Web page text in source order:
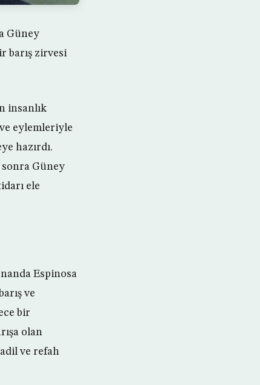
Güney
barış zirvesi
insanlık
eylemleriyle
hazırdı.
Güney
ele
Espinosa
ve
bir
olan
adil ve refah